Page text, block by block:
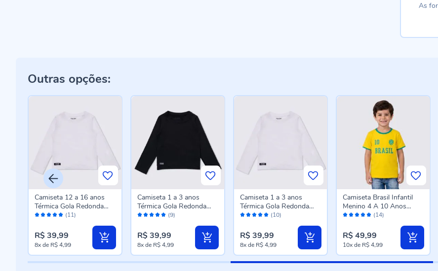
As
Outras opções:
Avaliação: (11)
Camiseta 12 a 16 anos
Térmica Gola Redonda
Fakini Branco
R$ 39,99
8xde R$ 4,99
Avaliação: (9)
Camiseta 1 a 3 anos
Térmica Gola Redonda
Fakini Preto
R$ 39,99
8xde R$ 4,99
Avaliação: (10)
Camiseta 1 a 3 anos
Térmica Gola Redonda
Fakini Branco
R$ 39,99
8xde R$ 4,99
Avaliação: (14)
Camiseta Brasil Infantil
Menino 4 A 10 Anos
Brandili Amarelo York
R$ 49,99
10xde R$ 4,99